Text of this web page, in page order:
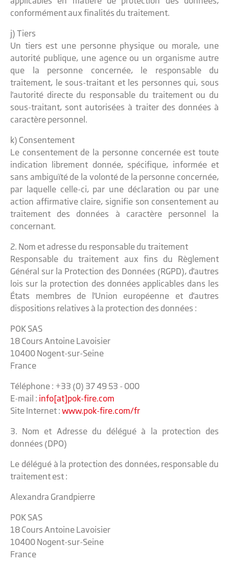
conformément aux finalités du traitement.
j) Tiers
Un tiers est une personne physique ou morale, une
autorité publique, une agence ou un organisme autre
que la personne concernée, le responsable du
traitement, le sous-traitant et les personnes qui, sous
l'autorité directe du responsable du traitement ou du
sous-traitant, sont autorisées à traiter des données à
caractère personnel.
k) Consentement
Le consentement de la personne concernée est toute
indication librement donnée, spécifique, informée et
sans ambiguïté de la volonté de la personne concernée,
par laquelle celle-ci, par une déclaration ou par une
action affirmative claire, signifie son consentement au
traitement des données à caractère personnel la
concernant.
2. Nom et adresse du responsable du traitement
Responsable du traitement aux fins du Règlement
Général sur la Protection des Données (RGPD), d'autres
lois sur la protection des données applicables dans les
États membres de l'Union européenne et d'autres
dispositions relatives à la protection des données :
POK SAS
18 Cours Antoine Lavoisier
10400 Nogent-sur-Seine
France
Téléphone : +33 (0) 37 49 53 - 000
E-mail : info[at]pok-fire.com
Site Internet : www.pok-fire.com/fr
3. Nom et Adresse du délégué à la protection des
données (DPO)
Le délégué à la protection des données, responsable du
traitement est :
Alexandra Grandpierre
POK SAS
18 Cours Antoine Lavoisier
10400 Nogent-sur-Seine
France